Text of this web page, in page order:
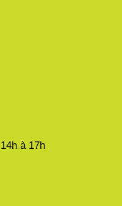
à 17h